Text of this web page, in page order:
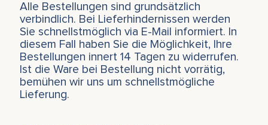
Alle Bestellungen sind grundsätzlich
verbindlich. Bei Lieferhindernissen werden
Sie schnellstmöglich via E-Mail informiert. In
diesem Fall haben Sie die Möglichkeit, Ihre
Bestellungen innert 14 Tagen zu widerrufen.
Ist die Ware bei Bestellung nicht vorrätig,
bemühen wir uns um schnellstmögliche
Lieferung.